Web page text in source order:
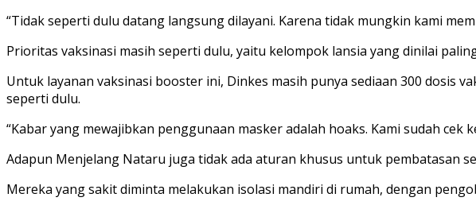
“Tidak seperti dulu datang langsung dilayani. Karena tidak mungkin kami
Prioritas vaksinasi masih seperti dulu, yaitu kelompok lansia yang dinilai
Untuk layanan vaksinasi booster ini, Dinkes masih punya sediaan 300 dosis
seperti dulu.
“Kabar yang mewajibkan penggunaan masker adalah hoaks. Kami sudah cek
Adapun Menjelang Nataru juga tidak ada aturan khusus untuk pembatasan
Mereka yang sakit diminta melakukan isolasi mandiri di rumah, dengan